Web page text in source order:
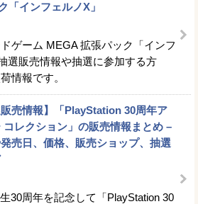
「インフェルノX」
ゲーム MEGA 拡張パック「インフ
選販売情報や抽選に参加する方
情報です。
販売情報】「PlayStation 30周年ア
コレクション」の販売情報まとめ –
売日、価格、販売ショップ、抽選
30周年を記念して「PlayStation 30